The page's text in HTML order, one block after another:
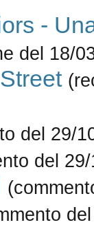
-
del 18/
del 29/
del